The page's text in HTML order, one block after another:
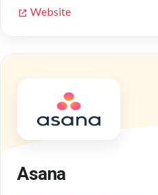
Website
Asana